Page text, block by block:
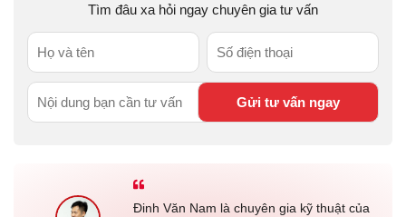
Tìm đâu xa hỏi ngay chuyên gia tư vấn
Đinh Văn Nam là chuyên gia kỹ thuật của